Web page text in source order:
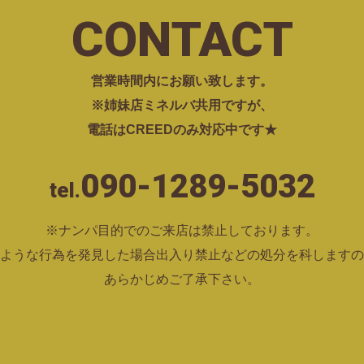
CONTACT
営業時間内にお願い致します。
※姉妹店ミネルバ共用ですが、
電話はCREEDのみ対応中です★
tel.090-1289-5032
※ナンパ目的でのご来店は禁止しております。
うな行為を発見した場合出入り禁止などの処分を科します
あらかじめご了承下さい。